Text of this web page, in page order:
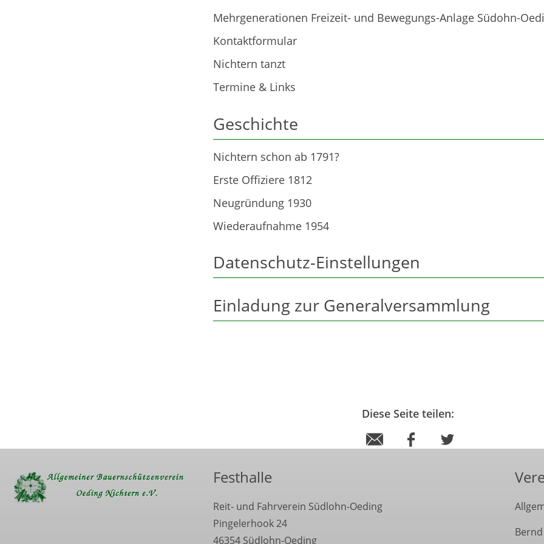
Mehrgenerationen Freizeit- und Bewegungs-Anlage Südohn-
Kontaktformular
Nichtern tanzt
Termine & Links
Geschichte
Nichtern schon ab 1791?
Erste Offiziere 1812
Neugründung 1930
Wiederaufnahme 1954
Datenschutz-Einstellungen
Einladung zur Generalversammlung
Diese Seite teilen:
Festhalle
Reit- und Fahrverein Südlohn-Oeding
Pingelerhook 24
46354 Südlohn-Oeding